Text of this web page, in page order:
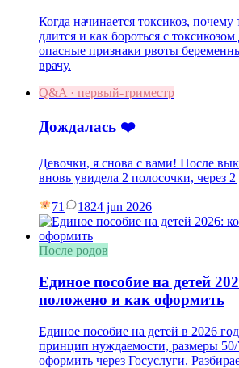
Когда начинается токсикоз,
длится и как бороться с
опасные признаки рвоты
врачу.
Q&A · первый-триместр
Дождалась ❤️
Девочки, я снова с вами! После
вновь увидела 2 полосочки, через
71 1824 jun 2026
После родов
Единое пособие на детей
положено и как оформить
Единое пособие на детей в 2026
принцип нуждаемости, размеры
оформить через Госуслуги.